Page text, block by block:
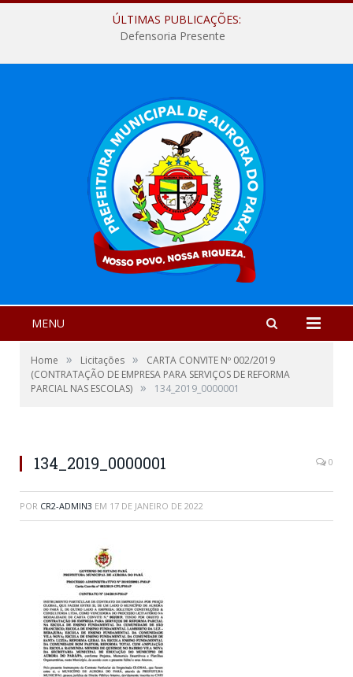
ÚLTIMAS PUBLICAÇÕES:
Defensoria Presente
MENU
Home » Licitações »
CARTA CONVITE Nº 002/2019
(CONTRATAÇÃO DE EMPRESA PARA SERVIÇOS DE REFORMA
PARCIAL NAS ESCOLAS) » 134_2019_0000001
134_2019_0000001 0
POR CR2-ADMIN3 EM 17 DE JANEIRO DE 2022